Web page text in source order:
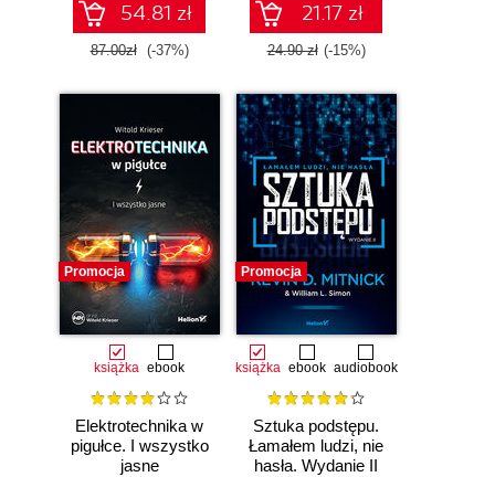
54.81 zł
87.00zł (-37%)
21.17 zł
24.90 zł (-15%)
Promocja
książka ebook
Elektrotechnika w
pigułce. I wszystko
jasne
Promocja
książka ebook audiobook
Sztuka podstępu.
Łamałem ludzi, nie
hasła. Wydanie II